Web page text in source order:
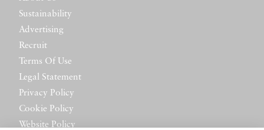
Sustainability
Advertising
Recruit
Terms Of Use
Legal Statement
Privacy Policy
Cookie Policy
Website Policy